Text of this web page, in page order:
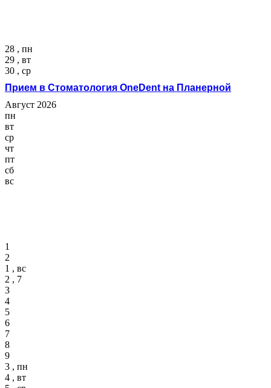
28 , пн
29 , вт
30 , ср
Прием в Стоматология OneDent на Планерной
Август 2026
пн
вт
ср
чт
пт
сб
вс
1
2
1 , вс
2 , 7
3
4
5
6
7
8
9
3 , пн
4 , вт